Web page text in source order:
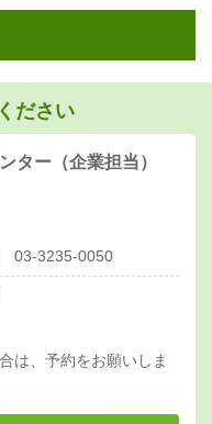
ださい
ター（企業担当）
03-3235-0050
は、予約をお願いしま